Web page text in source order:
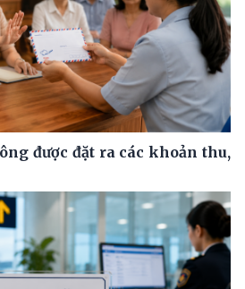
được đặt ra các khoản thu,